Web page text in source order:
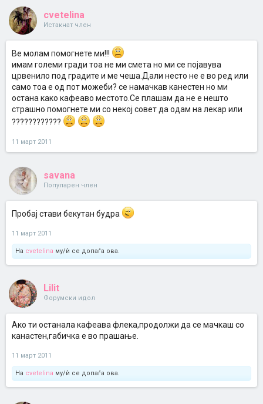
cvetelina
Истакнат член
Ве молам помогнете ми!!!
имам големи гради тоа не ми смета но ми се појавува
црвенило под градите и ме чеша.Дали несто не е во ред или
само тоа е од пот можеби? се намачкав канестен но ми
остана како кафеаво местото.Се плашам да не е нешто
страшно помогнете ми со некој совет да одам на лекар или
????????????
11 март 2011
savana
Популарен член
Пробај стави бекутан будра
11 март 2011
На cvetelina му/ѝ се допаѓа ова.
Lilit
Форумски идол
Ако ти останала кафеава флека,продолжи да се мачкаш со
канастен,габичка е во прашање.
11 март 2011
На cvetelina му/ѝ се допаѓа ова.